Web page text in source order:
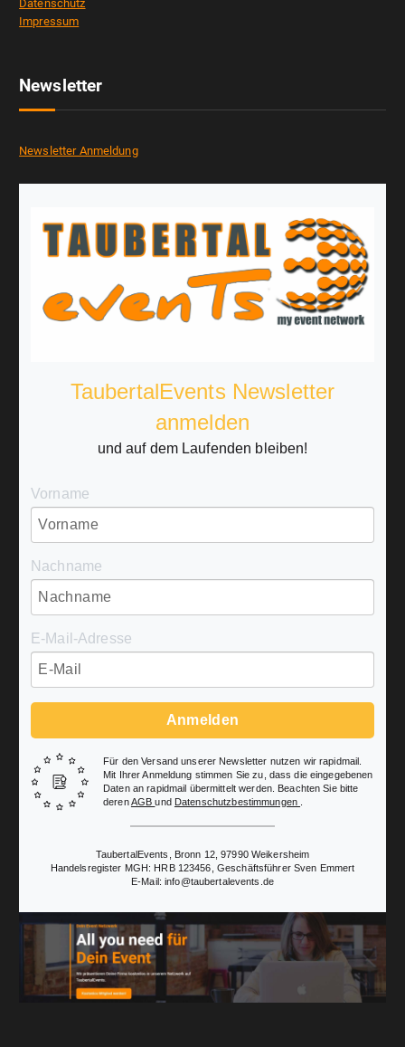
Datenschutz
Impressum
Newsletter
Newsletter Anmeldung
TaubertalEvents Newsletter
anmelden
und auf dem Laufenden bleiben!
Vorname
Nachname
E-Mail-Adresse
Anmelden
Für den Versand unserer Newsletter nutzen wir rapidmail.
Mit Ihrer Anmeldung stimmen Sie zu, dass die eingegebenen
Daten an rapidmail übermittelt werden. Beachten Sie bitte
derenAGBund Datenschutzbestimmungen
TaubertalEvents, Bronn 12, 97990 Weikersheim
Handelsregister MGH: HRB 123456, Geschäftsführer Sven Emmert
E-Mail: info@taubertalevents.de